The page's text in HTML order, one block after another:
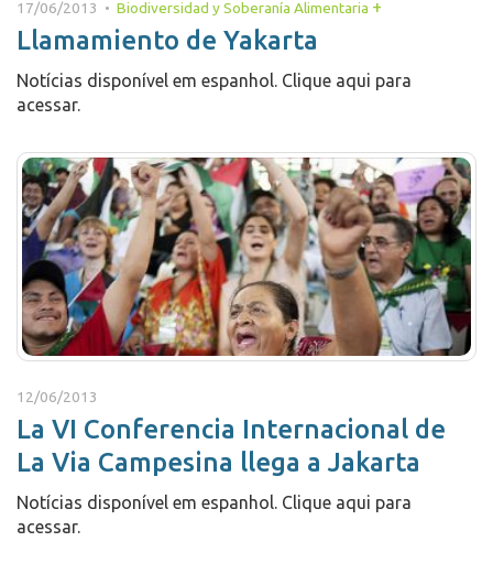
17/06/2013 • Biodiversidad y Soberanía Alimentaria +
Llamamiento de Yakarta
Notícias disponível em espanhol. Clique aqui para
acessar.
12/06/2013
La VI Conferencia Internacional de
La Via Campesina llega a Jakarta
Notícias disponível em espanhol. Clique aqui para
acessar.